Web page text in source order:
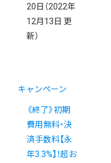
20日 （2022年
12月13日 更
新）
キャンペーン
《終了》初期
費用無料・決
済手数料【永
年3.3%】！超お